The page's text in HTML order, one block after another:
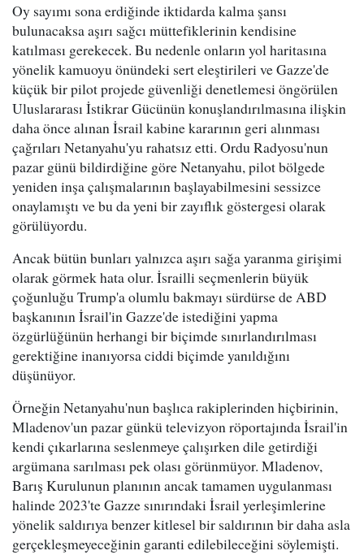
Oy sayımı sona erdiğinde iktidarda kalma şansı
bulunacaksa aşırı sağcı müttefiklerinin kendisine
katılması gerekecek. Bu nedenle onların yol haritasına
yönelik kamuoyu önündeki sert eleştirileri ve Gazze'de
küçük bir pilot projede güvenliği denetlemesi öngörülen
Uluslararası İstikrar Gücünün konuşlandırılmasına ilişkin
daha önce alınan İsrail kabine kararının geri alınması
çağrıları Netanyahu'yu rahatsız etti. Ordu Radyosu'nun
pazar günü bildirdiğine göre Netanyahu, pilot bölgede
yeniden inşa çalışmalarının başlayabilmesini sessizce
onaylamıştı ve bu da yeni bir zayıflık göstergesi olarak
görülüyordu.
Ancak bütün bunları yalnızca aşırı sağa yaranma girişimi
olarak görmek hata olur. İsrailli seçmenlerin büyük
çoğunluğu Trump'a olumlu bakmayı sürdürse de ABD
başkanının İsrail'in Gazze'de istediğini yapma
özgürlüğünün herhangi bir biçimde sınırlandırılması
gerektiğine inanıyorsa ciddi biçimde yanıldığını
düşünüyor.
Örneğin Netanyahu'nun başlıca rakiplerinden hiçbirinin,
Mladenov'un pazar günkü televizyon röportajında İsrail'in
kendi çıkarlarına seslenmeye çalışırken dile getirdiği
argümana sarılması pek olası görünmüyor. Mladenov,
Barış Kurulunun planının ancak tamamen uygulanması
halinde 2023'te Gazze sınırındaki İsrail yerleşimlerine
yönelik saldırıya benzer kitlesel bir saldırının bir daha asla
gerçekleşmeyeceğinin garanti edilebileceğini söylemişti.